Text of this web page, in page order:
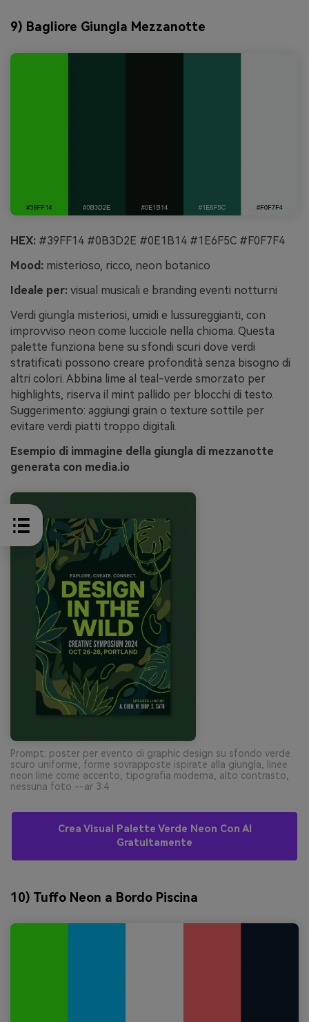
9) Bagliore Giungla Mezzanotte
HEX: #39FF14 #0B3D2E #0E1B14 #1E6F5C #F0F7F4
Mood: misterioso, ricco, neon botanico
Ideale per: visual musicali e branding eventi notturni
Verdi giungla misteriosi, umidi e lussureggianti, con
improvviso neon come lucciole nella chioma. Questa
palette funziona bene su sfondi scuri dove verdi
stratificati possono creare profondità senza bisogno di
altri colori. Abbina lime al teal-verde smorzato per
highlights, riserva il mint pallido per blocchi di testo.
Suggerimento: aggiungi grain o texture sottile per
evitare verdi piatti troppo digitali.
Esempio di immagine della giungla di mezzanotte
generata con media.io
Prompt: poster per evento di graphic design su sfondo verde
scuro uniforme, forme sovrapposte ispirate alla giungla, linee
neon lime come accento, tipografia moderna, alto contrasto,
nessuna foto --ar 3:4
Crea Visual Palette Verde Neon Con AI
Gratuitamente
10) Tuffo Neon a Bordo Piscina